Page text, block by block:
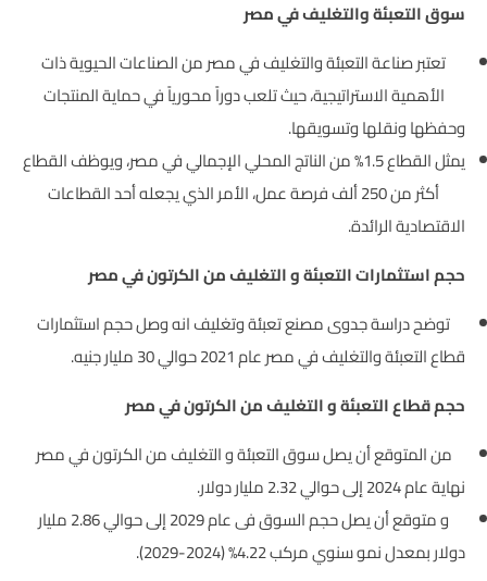
سوق التعبئة والتغليف في مصر
تعتبر صناعة التعبئة والتغليف في مصر من الصناعات الحيوية ذات
الأهمية الاستراتيجية، حيث تلعب دوراً محورياً في حماية المنتجات
وحفظها ونقلها وتسويقها.
يمثل القطاع 1.5% من الناتج المحلي الإجمالي في مصر، ويوظف القطاع
أكثر من 250 ألف فرصة عمل، الأمر الذي يجعله أحد القطاعات
الاقتصادية الرائدة.
حجم استثمارات التعبئة و التغليف من الكرتون في مصر
توضح دراسة جدوى مصنع تعبئة وتغليف انه وصل حجم استثمارات
قطاع التعبئة والتغليف في مصر عام 2021 حوالي 30 مليار جنيه.
حجم قطاع التعبئة و التغليف من الكرتون في مصر
من المتوقع أن يصل سوق التعبئة و التغليف من الكرتون في مصر
نهاية عام 2024 إلى حوالي 2.32 مليار دولار.
و متوقع أن يصل حجم السوق
فى عام 2029 إلى حوالي 2.86 مليار
دولار بمعدل نمو سنوي مركب 4.22%
(2024-2029).